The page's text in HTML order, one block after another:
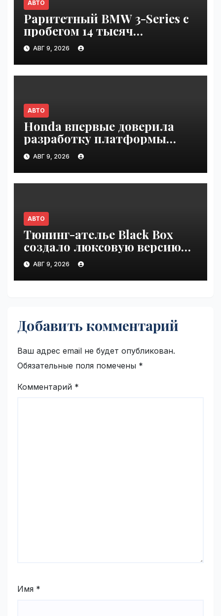
АВТО
Раритетный BMW 3-Series с
пробегом 14 тысяч
километров и креслами
Recaro выставили на
аукцион в США | VseTime.ru
АВГ 9, 2026
АВТО
Honda впервые доверила
разработку платформы
индийской компании Tata
Technologies | VseTime.ru
АВГ 9, 2026
АВТО
Тюнинг-ателье Black Box
создало люксовую версию
Land Cruiser 70 | VseTime.ru
АВГ 9, 2026
Добавить комментарий
Ваш адрес email не будет опубликован.
Обязательные поля помечены *
Комментарий *
Имя *